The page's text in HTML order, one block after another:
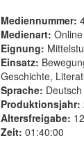
Mediennummer:
Medienart: Online
Eignung:
Einsatz:
Geschichte,
Sprache: Deutsch
Produktionsjahr:
Altersfreigabe: 12
Zeit: 01:40:00